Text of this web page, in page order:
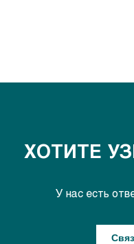
ХОТИТЕ
У нас есть